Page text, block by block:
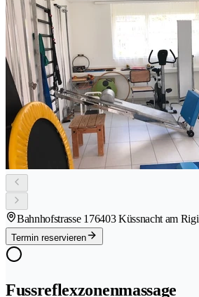
Bahnhofstrasse 176403 Küssnacht am Rigi
Termin reservieren
Fussreflexzonenmassage